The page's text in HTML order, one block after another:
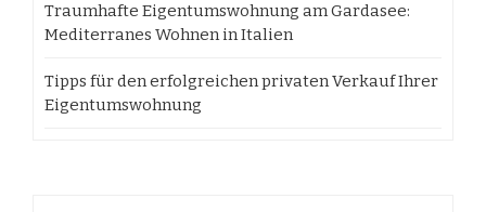
Traumhafte Eigentumswohnung am Gardasee:
Mediterranes Wohnen in Italien
Tipps für den erfolgreichen privaten Verkauf Ihrer
Eigentumswohnung